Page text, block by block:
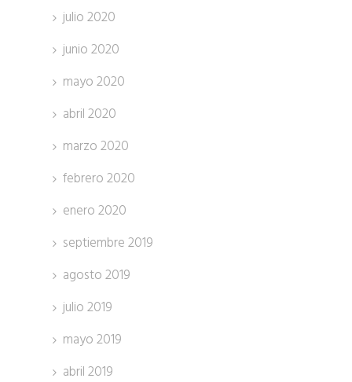
julio 2020
junio 2020
mayo 2020
abril 2020
marzo 2020
febrero 2020
enero 2020
septiembre 2019
agosto 2019
julio 2019
mayo 2019
abril 2019